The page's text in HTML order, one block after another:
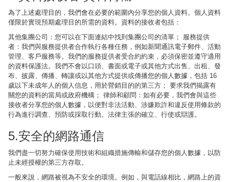
為了上述處理目的，我們會在必要的範圍內分享您的個人資料。個人資料
僅限於實現預期處理目的所需的資料。資料的接收者包括：
其他集團公司：您可以在下面連結中找到集團公司的清單； 服務提供
者：我們與服務提供者合作執行各種任務，例如新聞通訊電子郵件、活動
管理、客戶服務等。我們的服務提供者受合約約束，必須保密並遵守適用
的資料保護法。我們不會以口頭、書面或電子或其他方式出售、出租、發
布、披露、傳播、轉讓或以其他方式提供或傳播您的個人數據，包括 16
歲以下未成年人的個人信息，用於營銷目的的第三方； 要求我們揭露有
關您的資料的當局或政府機構； 律師和顧問：如有必要，我們會與這些
接收者分享您的個人數據，以便對非法活動、涉嫌欺詐和違反使用條款的
行為進行調查、預防或採取行動。法律主張的確立、行使或辯護。
5.安全的網路通信
我們盡一切努力確保使用技術和組織措施傳輸和儲存您的個人數據，以防
止未經授權的第三方存取。
一般來說，網路被視為不安全的環境。例如，與電話線相比，網路上的資